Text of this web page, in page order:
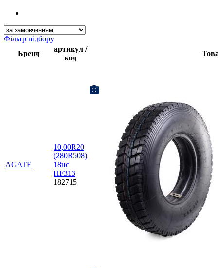
Фільтр підбору
Бренд
артикул /
код
AGATE
10,00R20
(280R508)
18нс
HF313
182715